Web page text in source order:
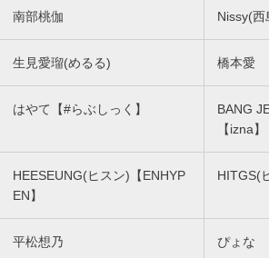
南部桃伽 Nissy(西
生見愛瑠(めるる) 橋本愛
はやて【#らぶしっく】
BANG
【izna】
HEESEUNG(ヒスン)【ENHYP
EN】
HITGS(
平松想乃 ぴょな